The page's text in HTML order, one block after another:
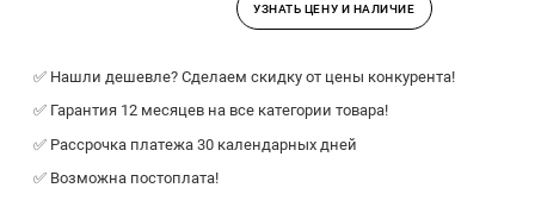
УЗНАТЬ ЦЕНУ И НАЛИЧИЕ
✅ Нашли дешевле? Сделаем скидку от цены конкурента!
✅ Гарантия 12 месяцев на все категории товара!
✅ Рассрочка платежа 30 календарных дней
✅ Возможна постоплата!